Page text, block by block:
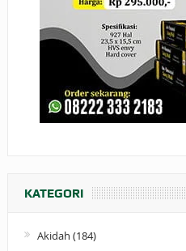
KATEGORI
Akidah (184)